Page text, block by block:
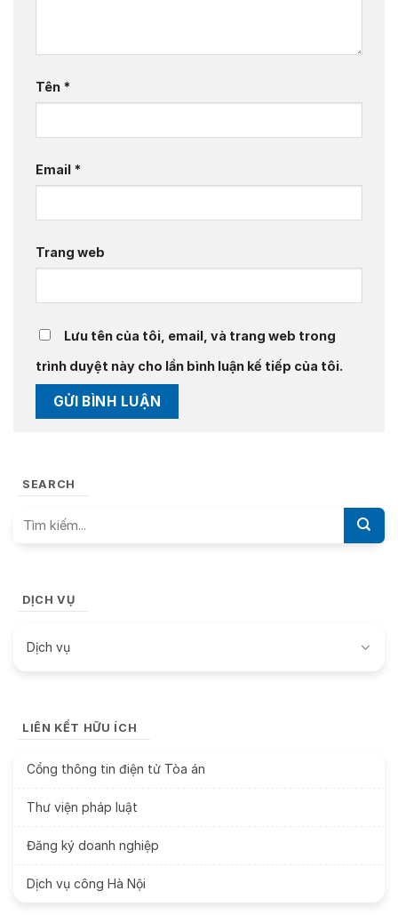
Tên *
Email *
Trang web
Lưu tên của tôi, email, và trang web trong
trình duyệt này cho lần bình luận kế tiếp của tôi.
SEARCH
DỊCH VỤ
Dịch vụ
LIÊN KẾT HỮU ÍCH
Cổng thông tin điện tử Tòa án
Thư viện pháp luật
Đăng ký doanh nghiệp
Dịch vụ công Hà Nội